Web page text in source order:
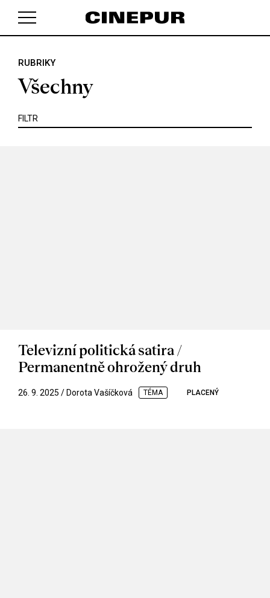
RUBRIKY
Všechny
FILTR
KRITIKA MIMO KINO POJEM PORTRÉT
Televizní politická satira /
Permanentně ohrožený druh
26. 9. 2025 / Dorota Vašíčková TÉMA PLACENÝ